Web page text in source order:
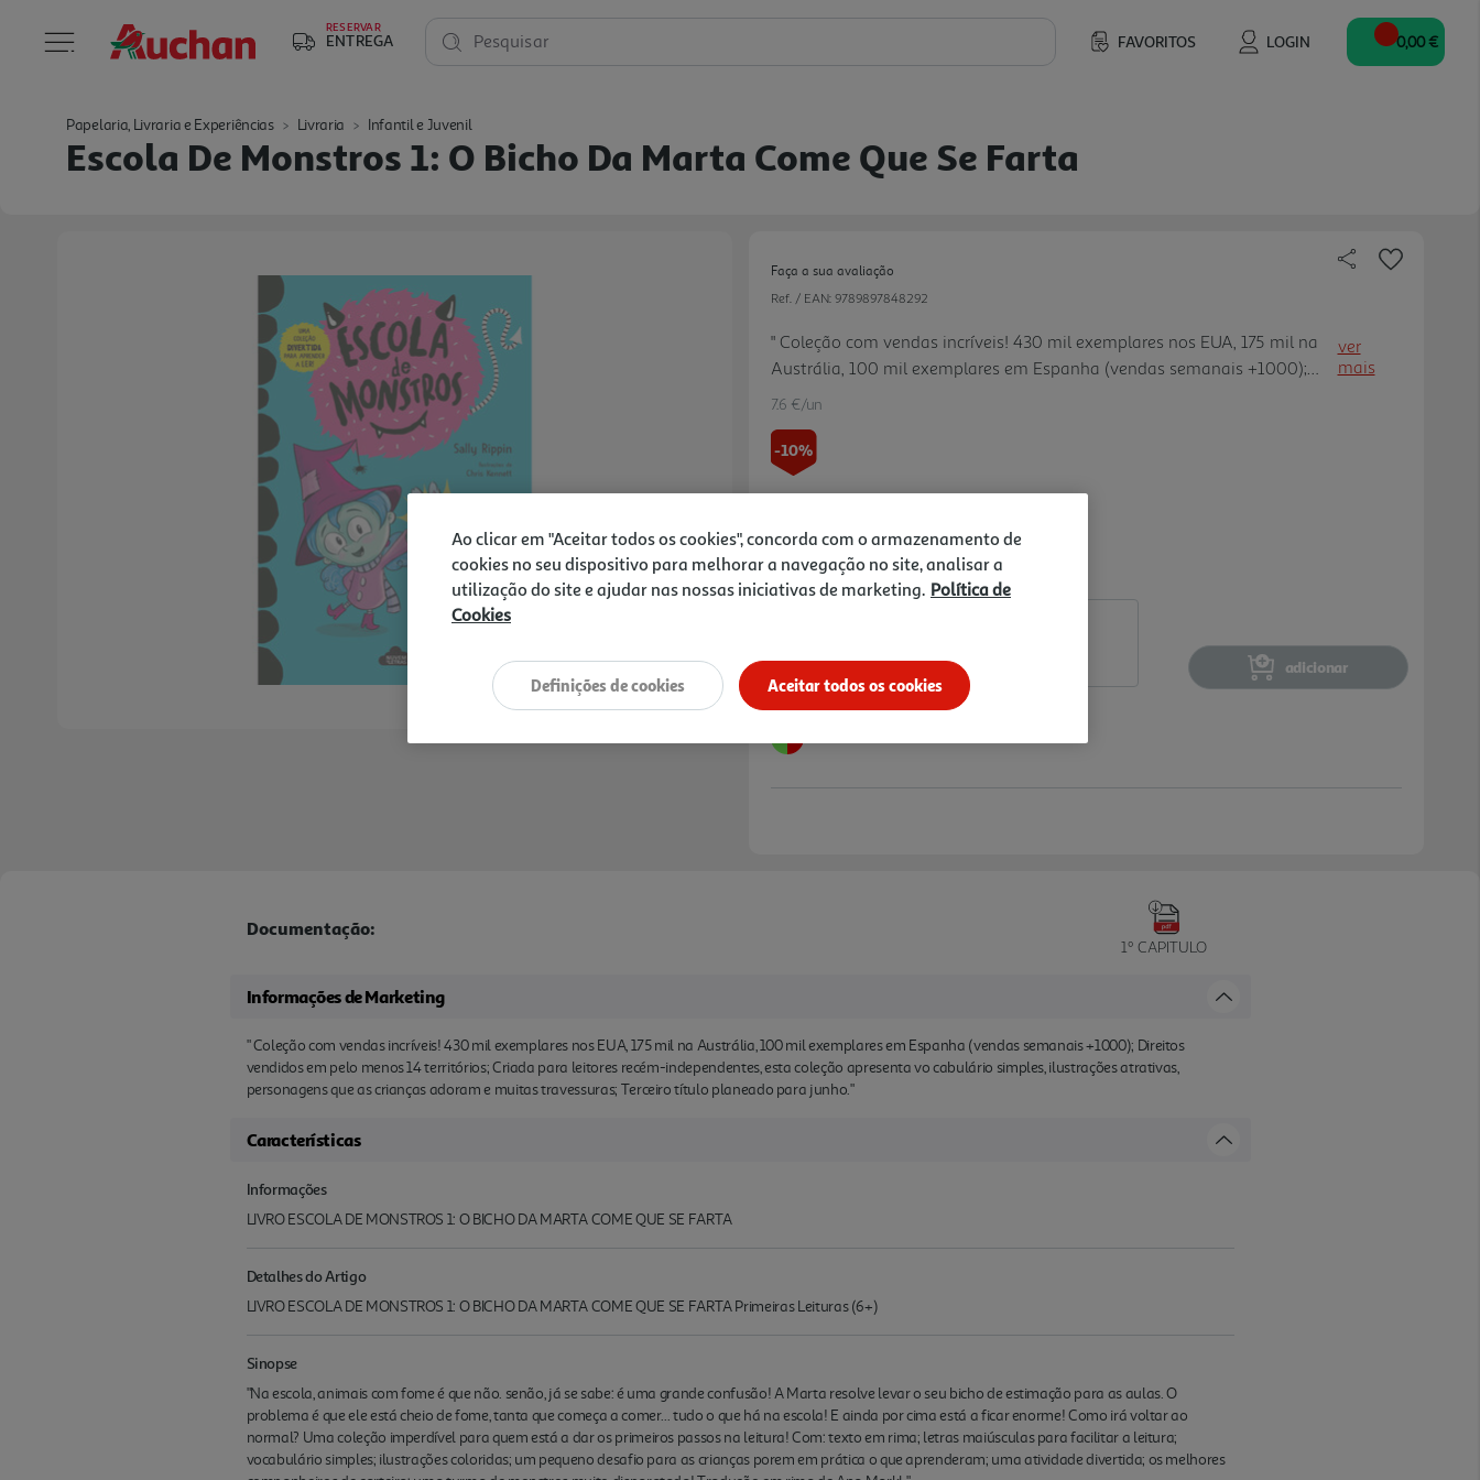
RESERVAR
ENTREGA FAVORITOS LOGIN
Pesquisar 0,00 €
Papelaria, Livraria e Experiências Livraria Infantil e Juvenil
Escola De Monstros 1: O Bicho Da Marta Come Que Se Farta
Faça a sua avaliação
Ref. / EAN: 9789897848292
" Coleção com vendas incríveis! 430 mil exemplares nos EUA, 175 mil na
Austrália, 100 mil exemplares em Espanha (vendas semanais +1000);
Direitos vendidos em pelo menos 14 territórios; Criada para leitores
ilustrações atrativas, personagens que as crianças adoram e muitas
travessuras; Terceiro título planeado para junho."
ver
mais
7.6 €/un
-10%
7,60 €
Notas de preparação
adicionar
Documentação:
1º CAPITULO
Informações de Marketing
" Coleção com vendas incríveis! 430 mil exemplares nos EUA, 175 mil na Austrália, 100 mil exemplares em Espanha (vendas semanais +1000); Direitos
vendidos em pelo menos 14 territórios; Criada para leitores recém-independentes, esta coleção apresenta vo cabulário simples, ilustrações atrativas,
personagens que as crianças adoram e muitas travessuras; Terceiro título planeado para junho."
Características
Informações
LIVRO ESCOLA DE MONSTROS 1: O BICHO DA MARTA COME QUE SE FARTA
Detalhes do Artigo
LIVRO ESCOLA DE MONSTROS 1: O BICHO DA MARTA COME QUE SE FARTA Primeiras Leituras (6+)
Sinopse
"Na escola, animais com fome é que não. senão, já se sabe: é uma grande confusão! A Marta resolve levar o seu bicho de estimação para as aulas. O
problema é que ele está cheio de fome, tanta que começa a comer... tudo o que há na escola! E ainda por cima está a ficar enorme! Como irá voltar ao
normal? Uma coleção imperdível para quem está a dar os primeiros passos na leitura! Com: texto em rima; letras maiúsculas para facilitar a leitura;
vocabulário simples; ilustrações coloridas; um pequeno desafio para as crianças porem em prática o que aprenderam; uma atividade divertida; os melhores
Ao clicar em "Aceitar todos os cookies", concorda com o armazenamento de
cookies no seu dispositivo para melhorar a navegação no site, analisar a
utilização do site e ajudar nas nossas iniciativas de marketing. Política de
Cookies
Aceitar todos os cookies
Definições de cookies